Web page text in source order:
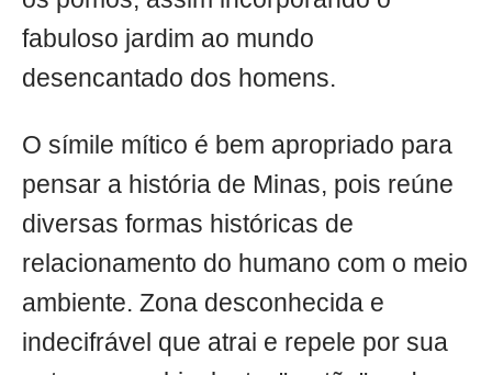
fabuloso jardim ao mundo
desencantado dos homens.
O símile mítico é bem apropriado para
pensar a história de Minas, pois reúne
diversas formas históricas de
relacionamento do humano com o meio
ambiente. Zona desconhecida e
indecifrável que atrai e repele por sua